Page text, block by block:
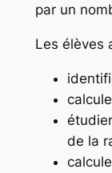
par un
Les élèves
de la